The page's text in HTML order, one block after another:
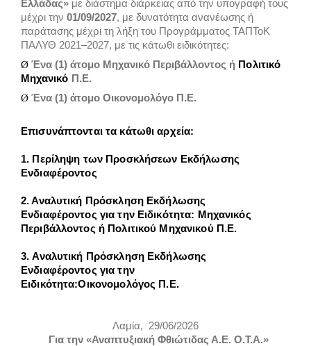
Ελλάδας» με διάστημα διάρκειας από την υπογραφή τους
μέχρι την 01/09/2027, με δυνατότητα ανανέωσης ή
παράτασης μέχρι τη λήξη του Προγράμματος ΤΑΠΤοΚ
ΠΑΛΥΘ 2021–2027, με τις κάτωθι ειδικότητες:
Ø Ένα (1) άτομο Μηχανικό Περιβάλλοντος ή Πολιτικό
Μηχανικό Π.Ε.
ØΈνα (1) άτομο Οικονομολόγο Π.Ε.
Επισυνάπτονται τα κάτωθι αρχεία:
1. Περίληψη των Προσκλήσεων Εκδήλωσης
Ενδιαφέροντος
2. Αναλυτική Πρόσκληση Εκδήλωσης
Ενδιαφέροντος για την Ειδικότητα: Μηχανικός
Περιβάλλοντος ή Πολιτικού Μηχανικού Π.Ε.
3.Αναλυτική Πρόσκληση Εκδήλωσης
Ενδιαφέροντος για την
Ειδικότητα:Οικονομολόγος Π.Ε.
Λαμία, 29/06/2026
Για την «Αναπτυξιακή Φθιώτιδας Α.Ε. Ο.Τ.Α.»